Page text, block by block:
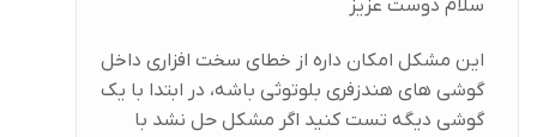
سلام دوست عزیز
این مشکل امکان داره از خطای سخت افزاری داخل
گوشی های هندزفری بلوتوثی باشه، در ابتدا با یک
گوشی دیگه تست کنید اگر مشکل حل نشد با